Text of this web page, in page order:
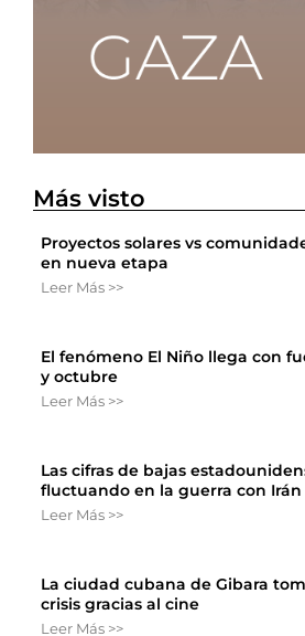
Más visto
Proyectos solares vs
en nueva etapa
Leer Más >>
El fenómeno El Niño llega con
y octubre
Leer Más >>
Las cifras de bajas
fluctuando en la guerra con Irán
Leer Más >>
La ciudad cubana de Gibara
crisis gracias al cine
Leer Más >>